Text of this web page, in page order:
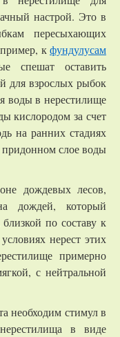
настрой. Это в
пересыхающих
кфундулусам
спешат оставить
для взрослых рыбок
воды в нерестилище
кислородом за счет
на ранних стадиях
придонном слое воды
дождевых лесов,
дождей, который
по составу к
нерест этих
примерно
с нейтральной
необходим стимул в
в виде